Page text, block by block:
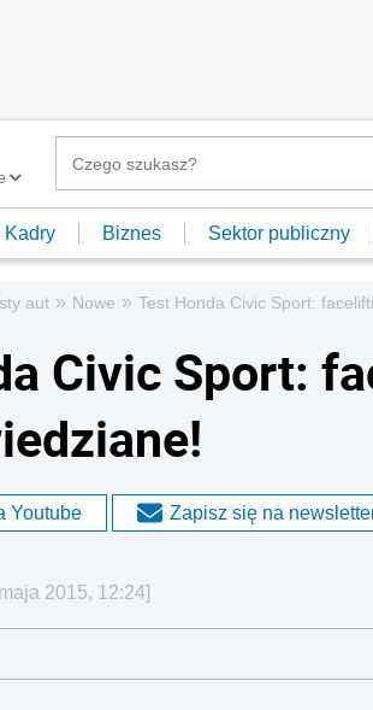
Kadry Biznes Sektor publiczny
aut » Nowe » Test Honda Civic Sport:
Civic Sport:
Youtube Zapisz się na
2015, 12:24]